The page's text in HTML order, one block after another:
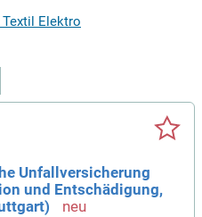
Elektro
Unfallversicherung
und Entschädigung,